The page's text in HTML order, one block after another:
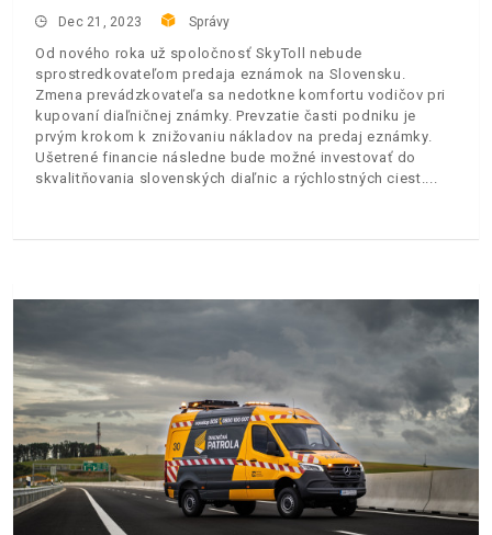
Dec 21, 2023 Správy
Od nového roka už spoločnosť SkyToll nebude
sprostredkovateľom predaja eznámok na Slovensku.
Zmena prevádzkovateľa sa nedotkne komfortu vodičov pri
kupovaní diaľničnej známky. Prevzatie časti podniku je
prvým krokom k znižovaniu nákladov na predaj eznámky.
Ušetrené financie následne bude možné investovať do
skvalitňovania slovenských diaľnic a rýchlostných ciest.